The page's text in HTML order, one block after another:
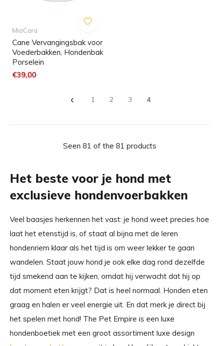
MiaCara
Cane Vervangingsbak voor
Voederbakken, Hondenbak
Porselein
€39,00
1 2 3 4
Seen 81 of the 81 products
Het beste voor je hond met
exclusieve hondenvoerbakken
Veel baasjes herkennen het vast: je hond weet precies hoe
laat het etenstijd is, of staat al bijna met de leren
hondenriem klaar als het tijd is om weer lekker te gaan
wandelen. Staat jouw hond je ook elke dag rond dezelfde
tijd smekend aan te kijken, omdat hij verwacht dat hij op
dat moment eten krijgt? Dat is heel normaal. Honden eten
graag en halen er veel energie uit. En dat merk je direct bij
het spelen met hond! The Pet Empire is een luxe
hondenboetiek met een groot assortiment luxe design